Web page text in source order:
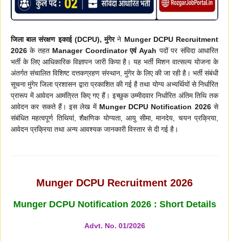
जिला बाल संरक्षण इकाई (DCPU), मुंगेरने Munger DCPU Recruitment
2026 के तहत Manager Coordinator एवं Ayah पदों पर संविदा आधारित
भर्ती के लिए आधिकारिक विज्ञापन जारी किया है। यह भर्ती मिशन वात्सल्य योजना के
अंतर्गत संचालित विशिष्ट दत्तकग्रहण संस्थान, मुंगेर के लिए की जा रही है। भर्ती संबंधी
सूचना मुंगेर जिला प्रशासन द्वारा प्रकाशित की गई है तथा योग्य अभ्यर्थियों से निर्धारित
प्रारूप में आवेदन आमंत्रित किए गए हैं। इच्छुक उम्मीदवार निर्धारित अंतिम तिथि तक
आवेदन कर सकते हैं। इस लेख में Munger DCPU Notification 2026से
संबंधित महत्वपूर्ण तिथियां, शैक्षणिक योग्यता, आयु सीमा, मानदेय, चयन प्रक्रिया,
आवेदन प्रक्रिया तथा अन्य आवश्यक जानकारी विस्तार से दी गई है।
Munger DCPU Recruitment 2026
Munger DCPU Notification 2026 : Short Details
Advt. No. 01/2026